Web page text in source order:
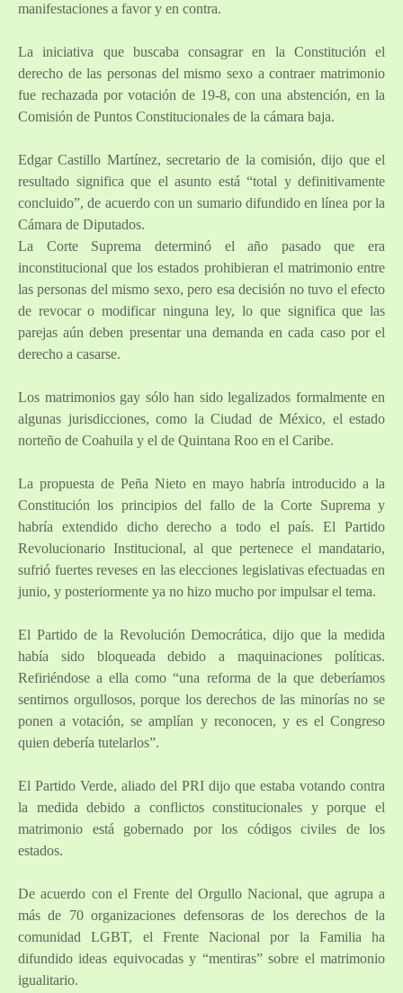
manifestaciones a favor y en contra.
La iniciativa que buscaba consagrar en la Constitución el
derecho de las personas del mismo sexo a contraer matrimonio
fue rechazada por votación de 19-8, con una abstención, en la
Comisión de Puntos Constitucionales de la cámara baja.
Edgar Castillo Martínez, secretario de la comisión, dijo que el
resultado significa que el asunto está “total y definitivamente
concluido”, de acuerdo con un sumario difundido en línea por la
Cámara de Diputados.
La Corte Suprema determinó el año pasado que era
inconstitucional que los estados prohibieran el matrimonio entre
las personas del mismo sexo, pero esa decisión no tuvo el efecto
de revocar o modificar ninguna ley, lo que significa que las
parejas aún deben presentar una demanda en cada caso por el
derecho a casarse.
Los matrimonios gay sólo han sido legalizados formalmente en
algunas jurisdicciones, como la Ciudad de México, el estado
norteño de Coahuila y el de Quintana Roo en el Caribe.
La propuesta de Peña Nieto en mayo habría introducido a la
Constitución los principios del fallo de la Corte Suprema y
habría extendido dicho derecho a todo el país. El Partido
Revolucionario Institucional, al que pertenece el mandatario,
sufrió fuertes reveses en las elecciones legislativas efectuadas en
junio, y posteriormente ya no hizo mucho por impulsar el tema.
El Partido de la Revolución Democrática, dijo que la medida
había sido bloqueada debido a maquinaciones políticas.
Refiriéndose a ella como “una reforma de la que deberíamos
sentirnos orgullosos, porque los derechos de las minorías no se
ponen a votación, se amplían y reconocen, y es el Congreso
quien debería tutelarlos”.
El Partido Verde, aliado del PRI dijo que estaba votando contra
la medida debido a conflictos constitucionales y porque el
matrimonio está gobernado por los códigos civiles de los
estados.
De acuerdo con el Frente del Orgullo Nacional, que agrupa a
más de 70 organizaciones defensoras de los derechos de la
comunidad LGBT, el Frente Nacional por la Familia ha
difundido ideas equivocadas y “mentiras” sobre el matrimonio
igualitario.